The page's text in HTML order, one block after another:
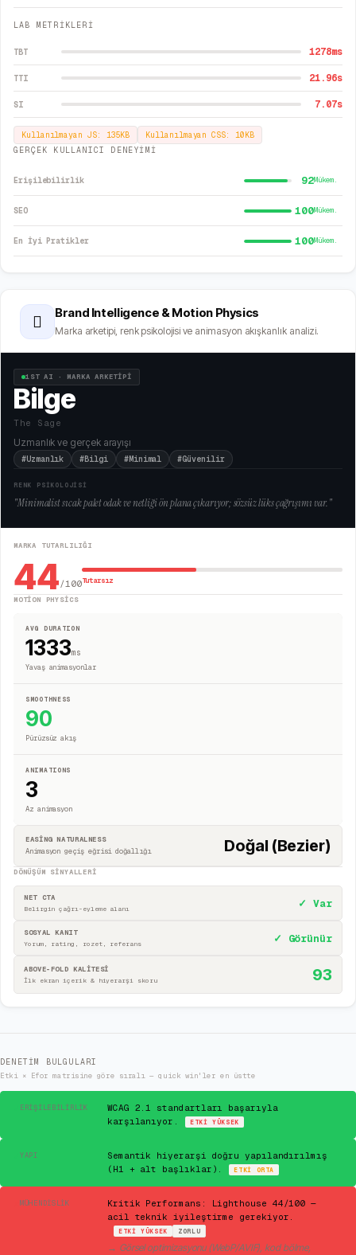
LAB METRİKLERİ
TBT 1278ms
TTI 21.96s
SI 7.07s
Kullanılmayan JS: 135KB Kullanılmayan CSS: 10KB
GERÇEK KULLANICI DENEYİMİ
Erişilebilirlik 92Mükem.
SEO 100Mükem.
En İyi Pratikler 100Mükem.
🫆 Brand Intelligence & Motion Physics
Marka arketipi, renk psikolojisi ve animasyon akışkanlık analizi.
1ST AI · MARKA ARKETİPİ
Bilge
The Sage
Uzmanlık ve gerçek arayışı
#Uzmanlık #Bilgi #Minimal #Güvenilir
RENK PSİKOLOJİSİ
"Minimalist sıcak palet odak ve netliği ön plana çıkarıyor; sözsüz lüks çağrışımı var."
MARKA TUTARLILIĞI
44/100Tutarsız
MOTION PHYSICS
AVG DURATION
1333ms
Yavaş animasyonlar
SMOOTHNESS
90
Pürüzsüz akış
ANIMATIONS
3
Az animasyon
EASING NATURALNESS
Animasyon geçiş eğrisi doğallığı
Doğal (Bezier)
DÖNÜŞÜM SINYALLERI
NET CTA
Belirgin çağrı-eyleme alanı ✓ Var
SOSYAL KANIT
Yorum, rating, rozet, referans ✓ Görünür
ABOVE-FOLD KALİTESİ
İlk ekran içerik & hiyerarşi skoru 93
DENETIM BULGULARI
Etki × Efor matrisine göre sıralı — quick win'ler en üstte
ERIŞILEBILIRLIK
WCAG 2.1 standartları başarıyla
karşılanıyor.
ETKIYÜKSEK
YAPI
Semantik hiyerarşi doğru yapılandırılmış
(H1 + alt başlıklar).
ETKI ORTA
MÜHENDISLIK
Kritik Performans: Lighthouse 44/100 —
acil teknik iyileştirme gerekiyor.
ETKIYÜKSEK ZORLU
→ Görsel optimizasyonu (WebP/AVIF), kod bölme,